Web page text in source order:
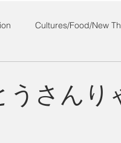
Cultures/Food/New
うさんり